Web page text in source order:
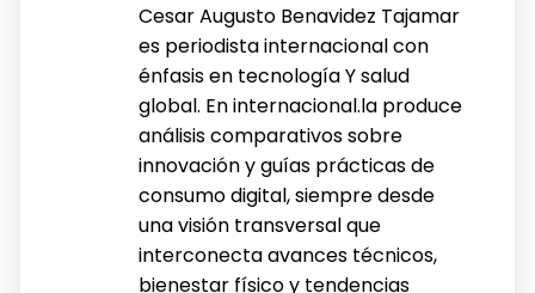
Cesar Augusto Benavidez Tajamar
es periodista internacional con
énfasis en tecnología Y salud
global. En internacional.la produce
análisis comparativos sobre
innovación y guías prácticas de
consumo digital, siempre desde
una visión transversal que
interconecta avances técnicos,
bienestar físico y tendencias